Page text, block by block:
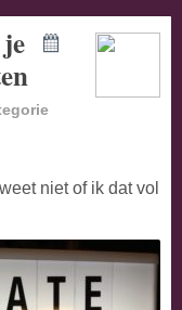
niet of ik dat vol